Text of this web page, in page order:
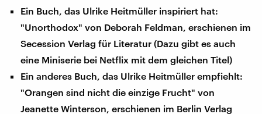
Ein Buch, das Ulrike Heitmüller inspiriert hat:
"Unorthodox" von Deborah Feldman, erschienen im
Secession Verlag für Literatur (Dazu gibt es auch
eine Miniserie bei Netflix mit dem gleichen Titel)
Ein anderes Buch, das Ulrike Heitmüller empfiehlt:
"Orangen sind nicht die einzige Frucht" von
Jeanette Winterson, erschienen im Berlin Verlag